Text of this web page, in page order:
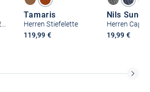
Tamaris
Herren Stiefelette
119,99 €
Nils
Herren Cap
19,99 €